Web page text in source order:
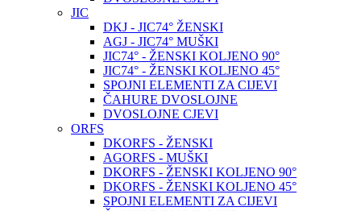
JIC
DKJ - JIC74° ŽENSKI
AGJ - JIC74° MUŠKI
JIC74° - ŽENSKI KOLJENO 90°
JIC74° - ŽENSKI KOLJENO 45°
SPOJNI ELEMENTI ZA CIJEVI
ČAHURE DVOSLOJNE
DVOSLOJNE CJEVI
ORFS
DKORFS - ŽENSKI
AGORFS - MUŠKI
DKORFS - ŽENSKI KOLJENO 90°
DKORFS - ŽENSKI KOLJENO 45°
SPOJNI ELEMENTI ZA CIJEVI